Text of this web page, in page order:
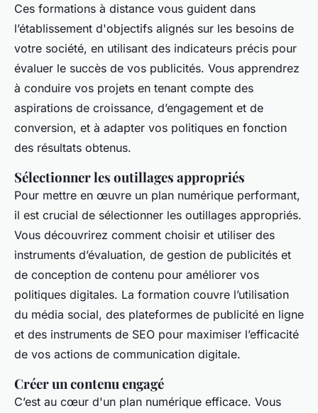
Ces formations à distance vous guident dans
l’établissement d'objectifs alignés sur les besoins de
votre société, en utilisant des indicateurs précis pour
évaluer le succès de vos publicités. Vous apprendrez
à conduire vos projets en tenant compte des
aspirations de croissance, d’engagement et de
conversion, et à adapter vos politiques en fonction
des résultats obtenus.
Sélectionner les outillages appropriés
Pour mettre en œuvre un plan numérique performant,
il est crucial de sélectionner les outillages appropriés.
Vous découvrirez comment choisir et utiliser des
instruments d’évaluation, de gestion de publicités et
de conception de contenu pour améliorer vos
politiques digitales. La formation couvre l’utilisation
du média social, des plateformes de publicité en ligne
et des instruments de SEO pour maximiser l’efficacité
de vos actions de communication digitale.
Créer un contenu engagé
C’est au cœur d'un plan numérique efficace. Vous